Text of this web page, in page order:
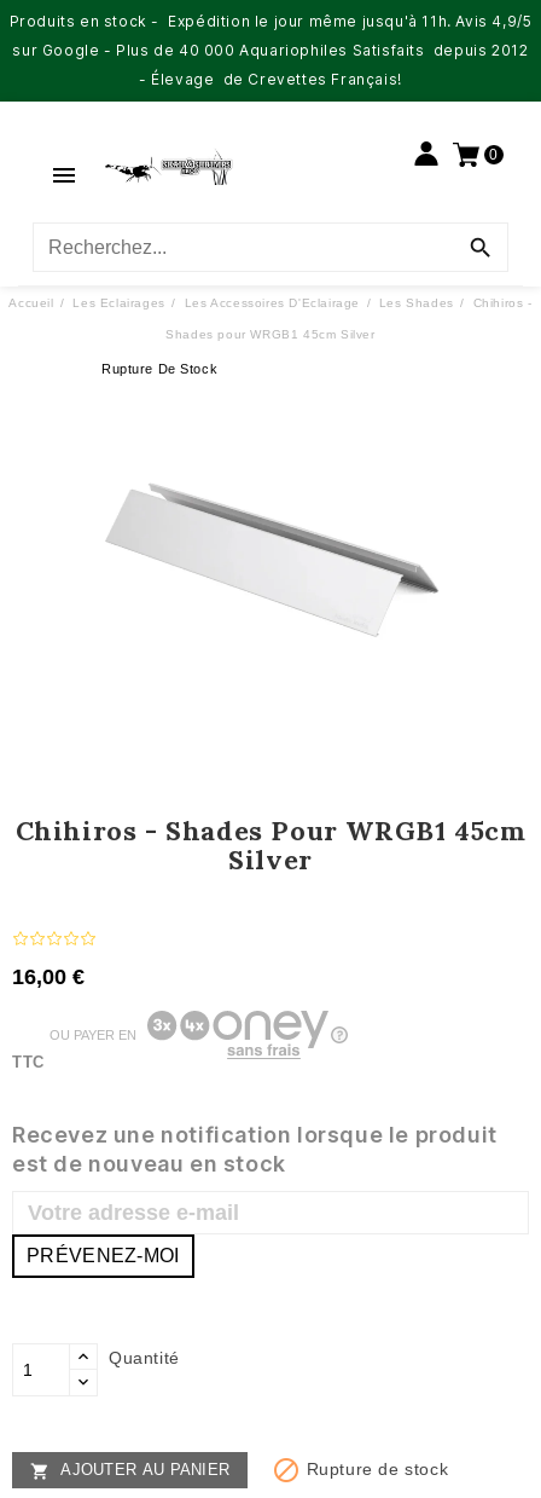
Produits en stock - Expédition le jour même jusqu'à 11h. Avis 4,9/5
sur Google - Plus de 40 000 Aquariophiles Satisfaits depuis 2012
- Élevage de Crevettes Français!

0

Accueil Les Eclairages Les Accessoires D'Eclairage Les Shades Chihiros -
Shades pour WRGB1 45cm Silver
Rupture De Stock
Chihiros - Shades Pour WRGB1 45cm
Silver
16,00 €
TTC
OU PAYER EN
Recevez une notification lorsque le produit
est de nouveau en stock
PRÉVENEZ-MOI
Quantité
 AJOUTER AU PANIER  Rupture de stock